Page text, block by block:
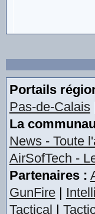
Portails
Pas-de-Calais
La
News - Toute
AirSofTech -
Partenaires :
GunFire|
Tactical |